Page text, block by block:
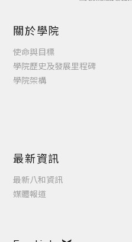
關於學院
使命與目標
學院歷史及發展里程碑
學院架構
最新資訊
最新八和資訊
媒體報道